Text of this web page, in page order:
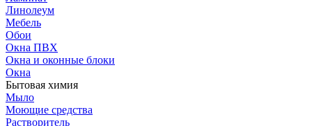
Линолеум
Мебель
Обои
Окна ПВХ
Окна и оконные блоки
Окна
Бытовая химия
Мыло
Моющие средства
Растворитель